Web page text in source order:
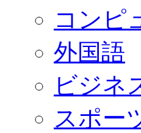
コンピ
外国語
ビジネ
スポー